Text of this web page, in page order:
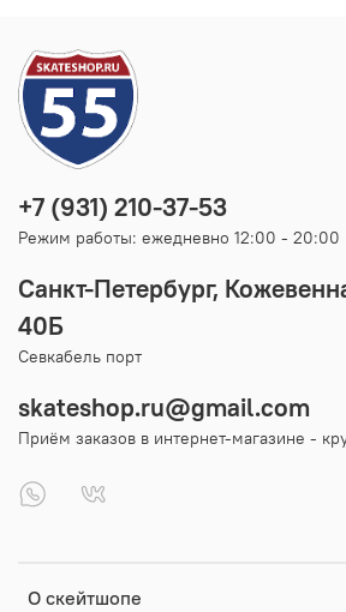
О скейтшопе
+7 (931) 210-37-53
Режим работы: ежедневно 12:00 - 20:00
Санкт-Петербург,
40Б
Севкабель порт
skateshop.ru@gmail.com
Приём заказов в интернет-магазине -